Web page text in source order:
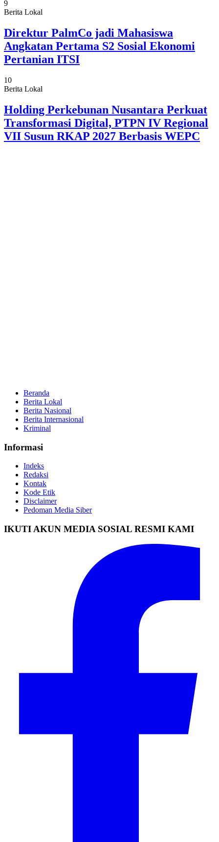
9
Berita Lokal
Direktur PalmCo jadi Mahasiswa
Angkatan Pertama S2 Sosial Ekonomi
Pertanian ITSI
10
Berita Lokal
Holding Perkebunan Nusantara Perkuat
Transformasi Digital, PTPN IV Regional
VII Susun RKAP 2027 Berbasis WEPC
Beranda
Berita Lokal
Berita Nasional
Berita Internasional
Kriminal
Informasi
Indeks
Redaksi
Kontak
Kode Etik
Disclaimer
Pedoman Media Siber
IKUTI AKUN MEDIA SOSIAL RESMI KAMI